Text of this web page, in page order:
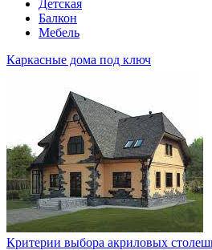
Детская
Балкон
Мебель
Каркасные дома под ключ
Критерии выбора акриловых